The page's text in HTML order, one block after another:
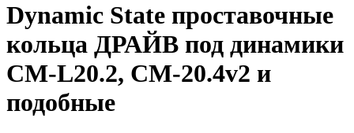
Dynamic State проставочные
кольца ДРАЙВ под динамики
CM-L20.2, CM-20.4v2 и
подобные